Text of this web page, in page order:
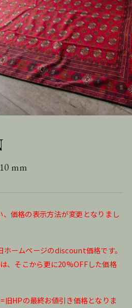
mm
価格の表示方法が変更となりまし
ームページのdiscount価格です。
、そこから更に20%OFFした価格
旧HPの最終お値引き価格となりま